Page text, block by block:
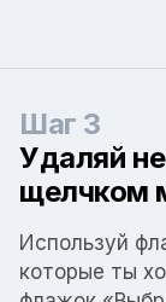
Шаг 3
Удаляй
щелчком
Используй
которые ты